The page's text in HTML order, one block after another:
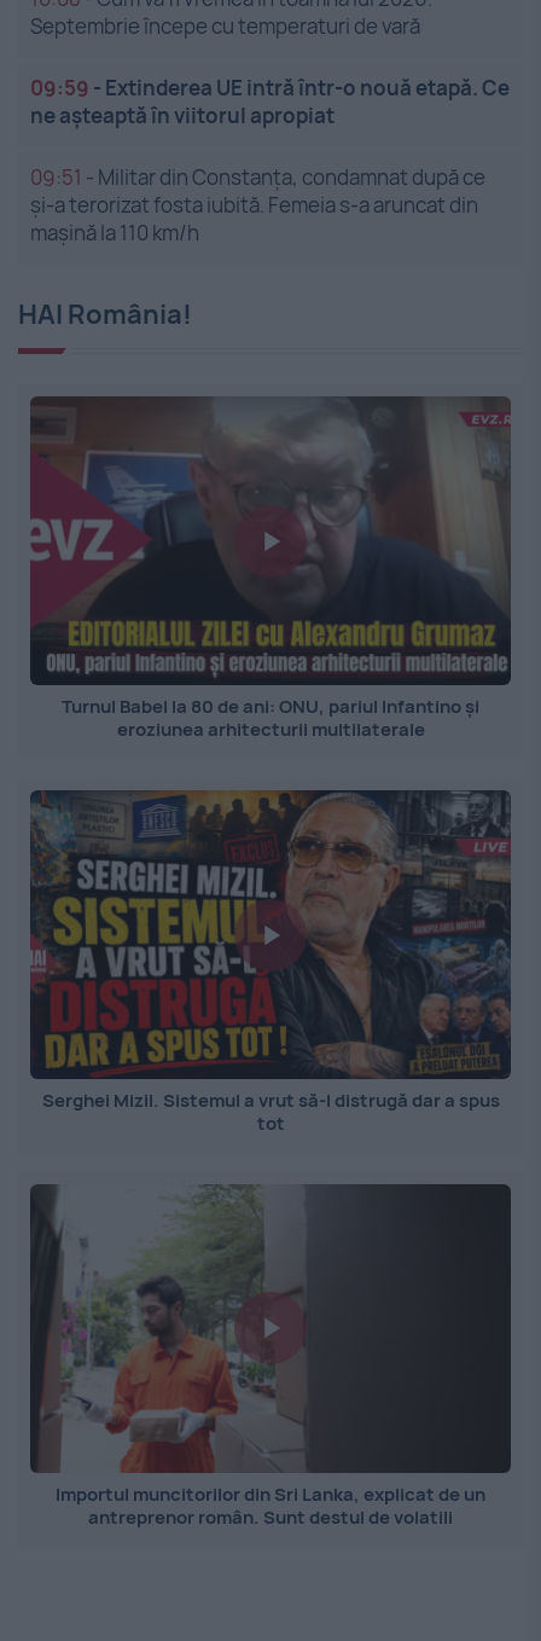
Septembrie începe cu temperaturi de vară
09:59 - Extinderea UE intră într-o nouă etapă. Ce
ne așteaptă în viitorul apropiat
09:51 - Militar din Constanța, condamnat după ce
și-a terorizat fosta iubită. Femeia s-a aruncat din
mașină la 110 km/h
HAI România!
Turnul Babel la 80 de ani: ONU, pariul Infantino și
eroziunea arhitecturii multilaterale
Serghei Mizil. Sistemul a vrut să-l distrugă dar a spus
tot
Importul muncitorilor din Sri Lanka, explicat de un
antreprenor român. Sunt destul de volatili